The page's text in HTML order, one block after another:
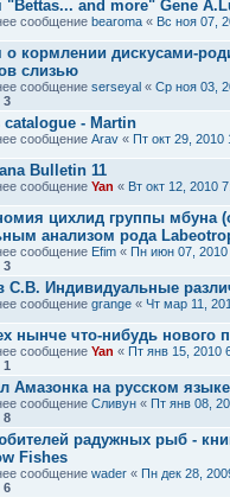
"Bettas... and more" Gene
сообщение bearoma « Вс ноя 07,
о кормлении дискусами-
слизью
сообщение serseyal « Ср ноя 03,
3
catalogue - Martin
сообщение Arav « Пт окт 29, 2010
Bulletin 11
сообщение Yan « Вт окт 12, 2010
цихлид группы мбуна
анализом рода
сообщение Efim « Пн июн 07, 2010
3
С.В. Индивидуальные
сообщение grange « Чт мар 11,
нынче что-нибудь нового
сообщение Yan « Пт янв 15, 2010
1
Амазонка на русском
сообщение Сливун « Пт янв 08,
8
радужных рыб -
Fishes
сообщение wader « Пн дек 28,
6